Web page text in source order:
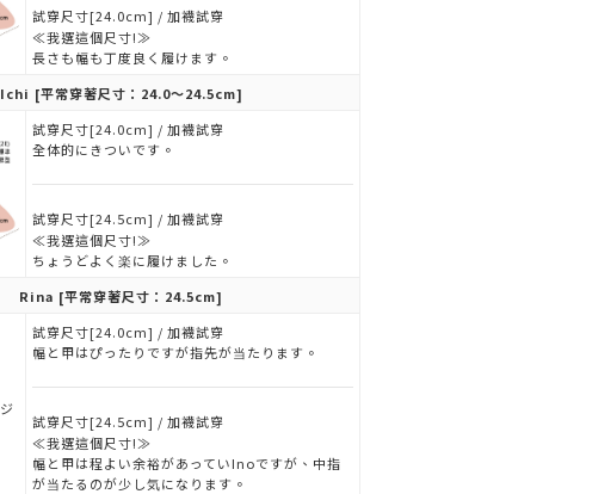
試穿尺寸[24.0cm] / 加襪試穿
≪我選這個尺寸!≫
長さも幅も丁度良く履けます。
Ichi [平常穿著尺寸：24.0～24.5cm]
試穿尺寸[24.0cm] / 加襪試穿
全体的にきついです。
試穿尺寸[24.5cm] / 加襪試穿
≪我選這個尺寸!≫
ちょうどよく楽に履けました。
Rina [平常穿著尺寸：24.5cm]
試穿尺寸[24.0cm] / 加襪試穿
幅と甲はぴったりですが指先が当たります。
試穿尺寸[24.5cm] / 加襪試穿
≪我選這個尺寸!≫
幅と甲は程よい余裕があっていInoですが、中指
が当たるのが少し気になります。